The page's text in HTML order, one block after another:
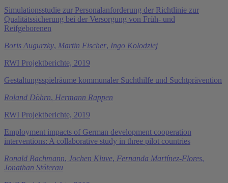
Simulationsstudie zur Personalanforderung der Richtlinie zur
Qualitätssicherung bei der Versorgung von Früh- und
Reifgeborenen
Boris Augurzky, Martin Fischer, Ingo Kolodziej
RWI Projektberichte, 2019
Gestaltungsspielräume kommunaler Suchthilfe und Suchtprävention
Roland Döhrn, Hermann Rappen
RWI Projektberichte, 2019
Employment impacts of German development cooperation
interventions: A collaborative study in three pilot countries
Ronald Bachmann, Jochen Kluve, Fernanda Martínez-Flores,
Jonathan Stöterau